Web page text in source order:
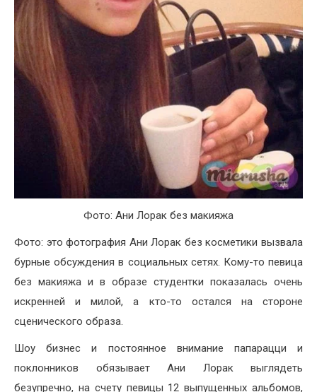
Фото: Ани Лорак без макияжа
Фото: это фотография Ани Лорак без косметики вызвала
бурные обсуждения в социальных сетях. Кому-то певица
без макияжа и в образе студентки показалась очень
искренней и милой, а кто-то остался на стороне
сценического образа.
Шоу бизнес и постоянное внимание папарацци и
поклонников обязывает Ани Лорак выглядеть
безупречно, на счету певицы 12 выпущенных альбомов,